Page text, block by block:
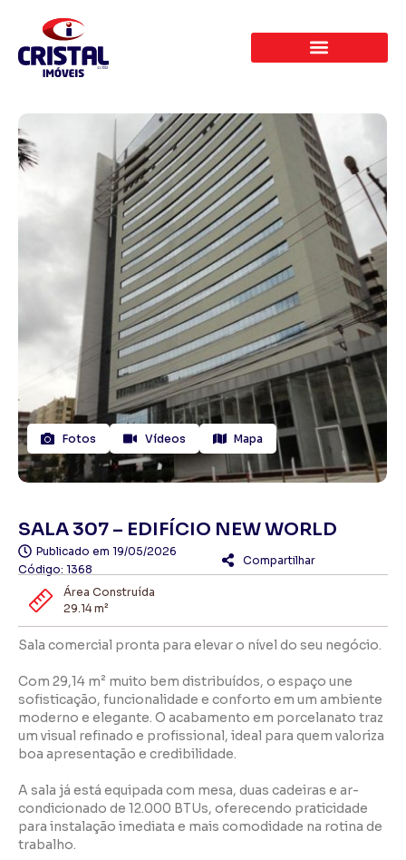
Fotos Vídeos Mapa
SALA 307 – EDIFÍCIO NEW WORLD
Publicado em 19/05/2026
Código: 1368
Compartilhar
Área Construída
29.14 m²
Sala comercial pronta para elevar o nível do seu negócio.
Com 29,14 m² muito bem distribuídos, o espaço une
sofisticação, funcionalidade e conforto em um ambiente
moderno e elegante. O acabamento em porcelanato traz
um visual refinado e profissional, ideal para quem valoriza
boa apresentação e credibilidade.
A sala já está equipada com mesa, duas cadeiras e ar-
condicionado de 12.000 BTUs, oferecendo praticidade
para instalação imediata e mais comodidade na rotina de
trabalho.